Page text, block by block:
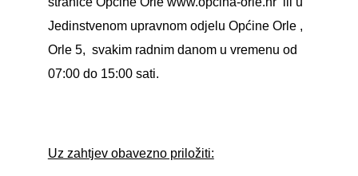
Jedinstvenom upravnom odjelu Općine Orle ,
Orle 5, svakim radnim danom u vremenu od
07:00 do 15:00 sati.
Uz zahtjev obavezno priložiti: